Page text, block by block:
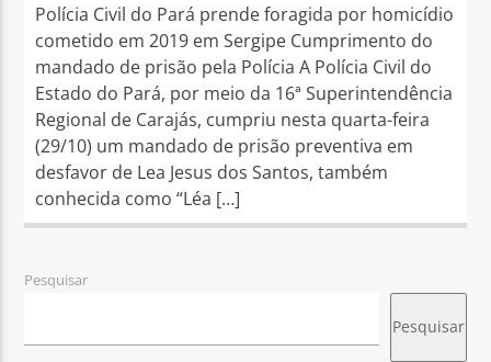
Polícia Civil do Pará prende foragida por homicídio
cometido em 2019 em Sergipe Cumprimento do
mandado de prisão pela Polícia A Polícia Civil do
Estado do Pará, por meio da 16ª Superintendência
Regional de Carajás, cumpriu nesta quarta-feira
(29/10) um mandado de prisão preventiva em
desfavor de Lea Jesus dos Santos, também
conhecida como “Léa […]
Pesquisar
Pesquisar